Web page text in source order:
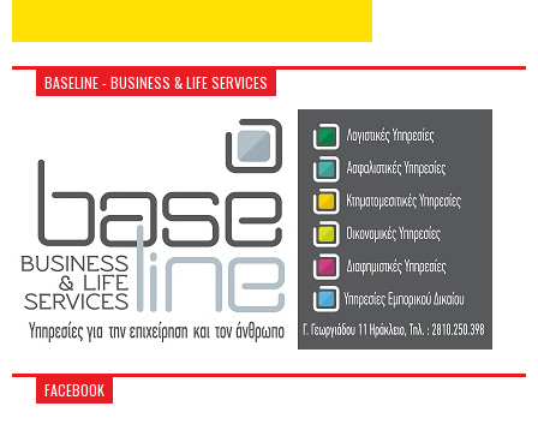
BASELINE - BUSINESS & LIFE SERVICES
FACEBOOK